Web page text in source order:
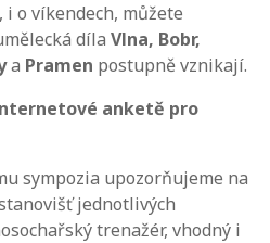
o víkendech, můžete
díla Vlna, Bobr,
a Pramen postupně vznikají.
anketě pro
sympozia upozorňujeme na
jednotlivých
trenažér, vhodný i